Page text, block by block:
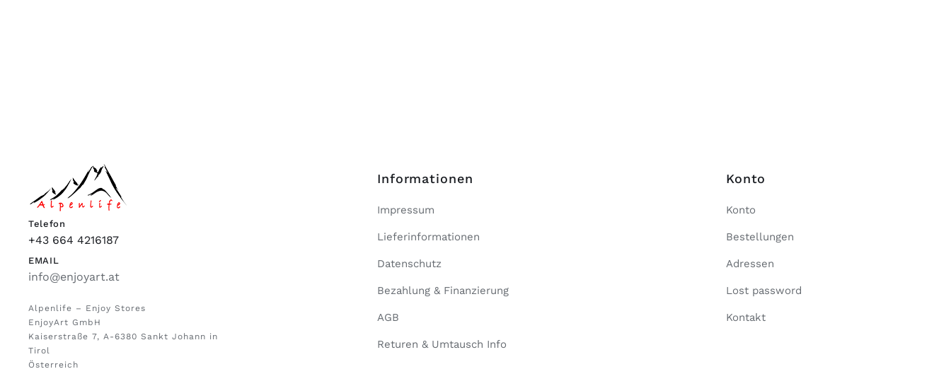
Telefon
+43 664 4216187
EMAIL
info@enjoyart.at
Alpenlife – Enjoy Stores
EnjoyArt GmbH
Kaiserstraße 7, A-6380 Sankt Johann in
Tirol
Österreich
Informationen
Impressum
Lieferinformationen
Datenschutz
Bezahlung & Finanzierung
AGB
Returen & Umtausch Info
Konto
Konto
Bestellungen
Adressen
Lost password
Kontakt